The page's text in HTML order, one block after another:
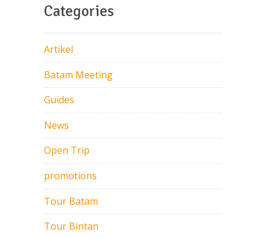
Categories
Artikel
Batam Meeting
Guides
News
Open Trip
promotions
Tour Batam
Tour Bintan